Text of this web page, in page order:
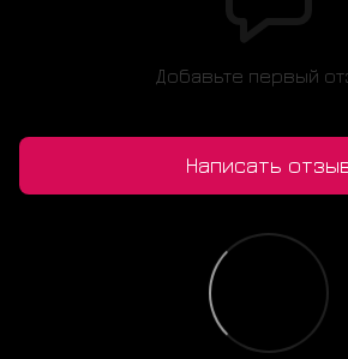
Добавьте первый
Написать